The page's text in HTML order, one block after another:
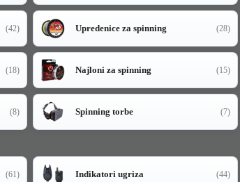
(42) Upredenice za spinning (28)
(18) Najloni za spinning (15)
(8) Spinning torbe (7)
(61) Indikatori ugriza (44)